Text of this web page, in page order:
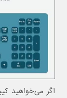
اگر می‌خواهید